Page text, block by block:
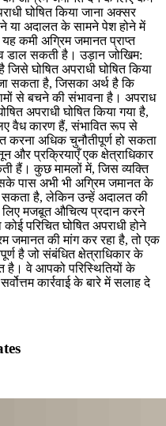
घोषित किया जाना अक्सर
या अदालत के सामने पेश होने में
कमी अग्रिम जमानत प्राप्त
डाल सकती है। उड़ान जोखिम:
घोषित अपराधी घोषित किया
सकता है, जिसका अर्थ है कि
से बचने की संभावना है। अपराध
अपराधी घोषित किया गया है,
वैध कारण हैं, संभावित रूप से
करना अधिक चुनौतीपूर्ण हो सकता
और प्रक्रियाएँ एक क्षेत्राधिकार
हैं। कुछ मामलों में, जिस व्यक्ति
पास अभी भी अग्रिम जमानत के
सकता है, लेकिन उन्हें अदालत की
मजबूत औचित्य प्रदान करने
परिचित घोषित अपराधी होने
जमानत की मांग कर रहा है, तो एक
है जो संबंधित क्षेत्राधिकार के
है। वे आपको परिस्थितियों के
कार्रवाई के बारे में सलाह दे